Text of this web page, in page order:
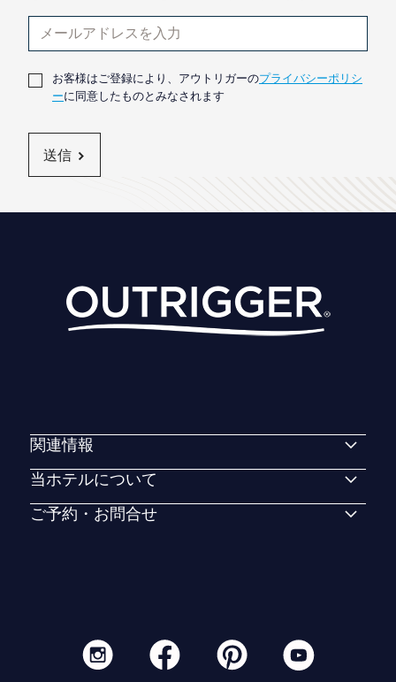
お客様はご登録により、アウトリガーのプライバシーポリシ
ーに同意したものとみなされます
送信
関連情報
当ホテルについて
ご予約・お問合せ